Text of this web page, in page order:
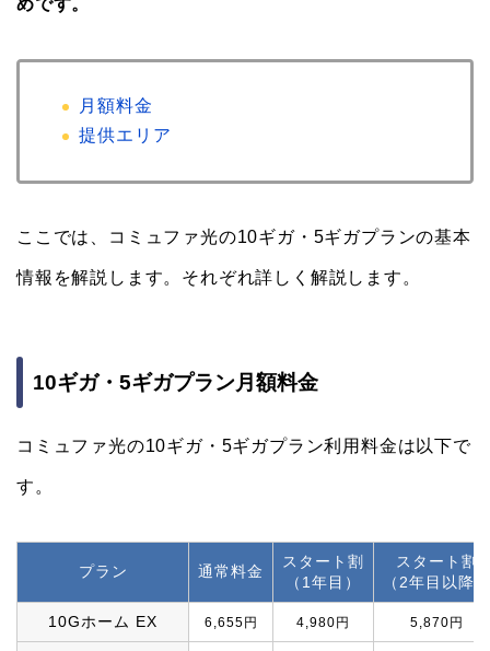
めです。
月額料金
提供エリア
ここでは、コミュファ光の10ギガ・5ギガプランの基本
情報を解説します。それぞれ詳しく解説します。
10ギガ・5ギガプラン月額料金
コミュファ光の10ギガ・5ギガプラン利用料金は以下で
す。
プラン 通常料金
スタート割
（1年目）
スタート割
（2年目以降）
10Gホーム EX 6,655円 4,980円 5,870円